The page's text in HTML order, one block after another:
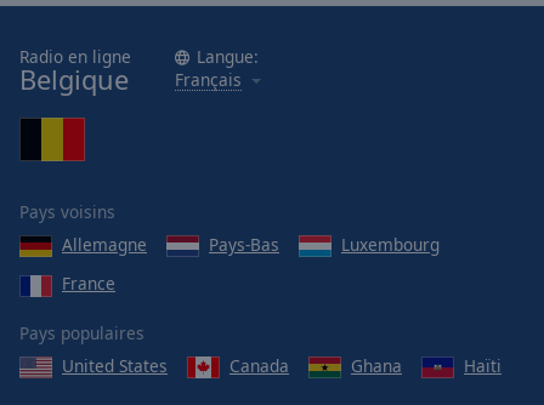
Radio en ligne
Belgique
Langue:
Français
Pays voisins
Allemagne
Pays-Bas
Luxembourg
France
Pays populaires
United States
Canada Ghana Haïti